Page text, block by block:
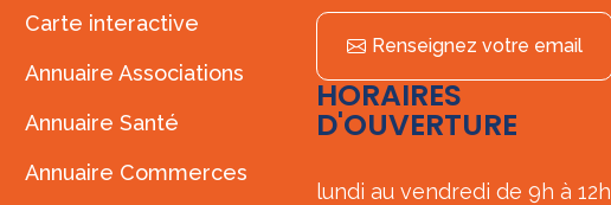
Carte interactive
Annuaire Associations
Annuaire Santé
Annuaire Commerces
Renseignez votre email
HORAIRES
D'OUVERTURE
lundi au vendredi de 9h à 12h